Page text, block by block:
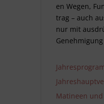
en Wegen,
trag – auch
nur mit
Matineen und